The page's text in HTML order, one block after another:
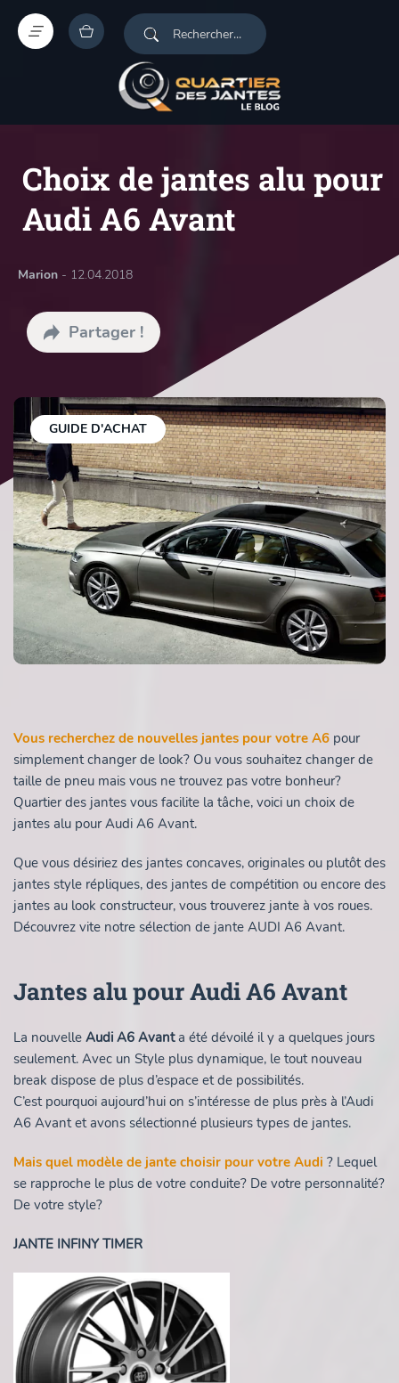
Choix de jantes alu pour
Audi A6 Avant
Marion - 12.04.2018
Partager !
GUIDE D'ACHAT
Vous recherchez de nouvelles jantes pour votre A6 pour
simplement changer de look? Ou vous souhaitez changer de
taille de pneu mais vous ne trouvez pas votre bonheur?
Quartier des jantes vous facilite la tâche, voici un choix de
jantes alu pour Audi A6 Avant.
Que vous désiriez des jantes concaves, originales ou plutôt des
jantes style répliques, des jantes de compétition ou encore des
jantes au look constructeur, vous trouverez jante à vos roues.
Découvrez vite notre sélection de jante AUDI A6 Avant.
Jantes alu pour Audi A6 Avant
La nouvelle Audi A6 Avanta été dévoilé il y a quelques jours
seulement. Avec un Style plus dynamique, le tout nouveau
break dispose de plus d’espace et de possibilités.
C’est pourquoi aujourd’hui on s’intéresse de plus près à l’Audi
A6 Avant et avons sélectionné plusieurs types de jantes.
Mais quel modèle de jante choisir pour votre Audi ? Lequel
se rapproche le plus de votre conduite? De votre personnalité?
De votre style?
JANTE INFINY TIMER